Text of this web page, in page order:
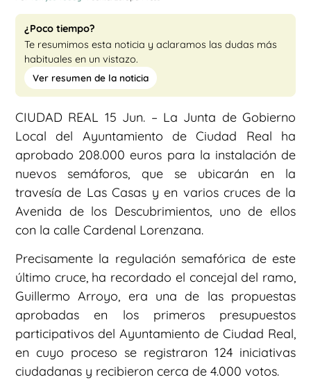
¿Poco tiempo?
Te resumimos esta noticia y aclaramos las dudas más
habituales en un vistazo.
Ver resumen de la noticia
CIUDAD REAL 15 Jun. – La Junta de Gobierno
Local del Ayuntamiento de Ciudad Real ha
aprobado 208.000 euros para la instalación de
nuevos semáforos, que se ubicarán en la
travesía de Las Casas y en varios cruces de la
Avenida de los Descubrimientos, uno de ellos
con la calle Cardenal Lorenzana.
Precisamente la regulación semafórica de este
último cruce, ha recordado el concejal del ramo,
Guillermo Arroyo, era una de las propuestas
aprobadas en los primeros presupuestos
participativos del Ayuntamiento de Ciudad Real,
en cuyo proceso se registraron 124 iniciativas
ciudadanas y recibieron cerca de 4.000 votos.